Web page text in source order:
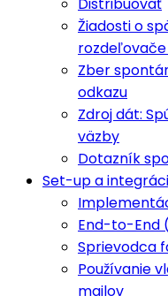
Žiadosti o
Zber
odkazu
Zdroj dát:
väzby
Dotazník
Set-up a
End-to-End
Sprievodca
Používanie
mailov